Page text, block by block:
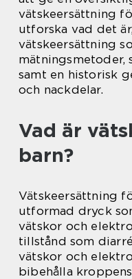
vätskeersättning
utforska vad det
vätskeersättning
mätningsmetoder,
samt en historisk
och nackdelar.
Vad är
barn?
Vätskeersättning
utformad dryck
vätskor och
tillstånd som
vätskor och
bibehålla